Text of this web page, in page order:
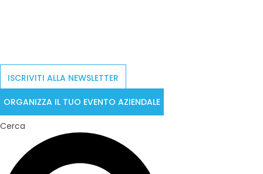
ISCRIVITI ALLA NEWSLETTER
ORGANIZZA IL TUO EVENTO AZIENDALE
Cerca